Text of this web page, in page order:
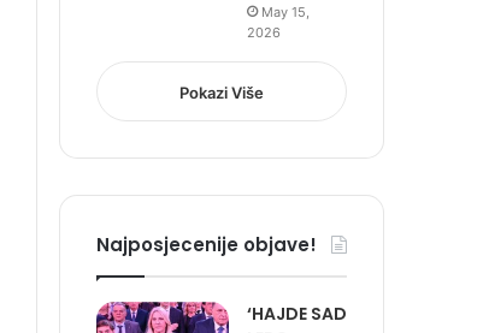
May 15,
2026
Pokazi Više
Najposjecenije objave!
‘HAJDE SAD